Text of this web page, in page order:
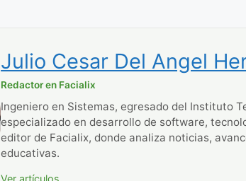
Julio Cesar Del Angel
Redactor en Facialix
Ingeniero en Sistemas, egresado del Instituto
especializado en desarrollo de software,
editor de Facialix, donde analiza noticias,
educativas.